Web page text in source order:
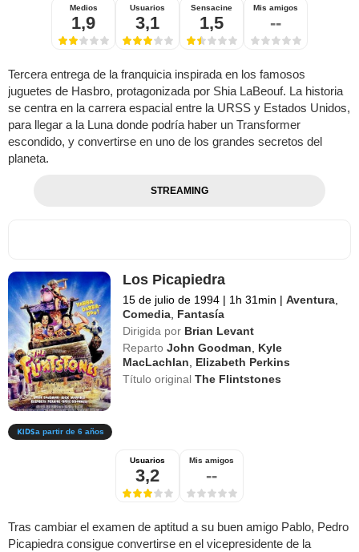
Medios
1,9
Usuarios
3,1
Sensacine
1,5
Mis amigos
--
Tercera entrega de la franquicia inspirada en los famosos
juguetes de Hasbro, protagonizada por Shia LaBeouf. La historia
se centra en la carrera espacial entre la URSS y Estados Unidos,
para llegar a la Luna donde podría haber un Transformer
escondido, y convertirse en uno de los grandes secretos del
planeta.
STREAMING
Los Picapiedra
15 de julio de 1994 | 1h 31min | Aventura
Comedia Fantasía
Dirigida por Brian Levant
Reparto John Goodman
Kyle
MacLachlan
Elizabeth Perkins
Título originalThe Flintstones
a partir de 6 años
Usuarios
3,2
Mis amigos
--
Tras cambiar el examen de aptitud a su buen amigo Pablo, Pedro
Picapiedra consigue convertirse en el vicepresidente de la